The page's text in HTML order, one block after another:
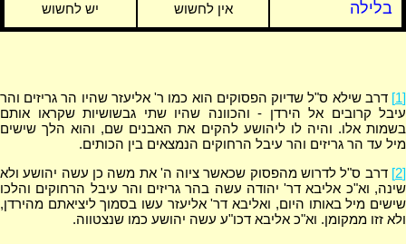
בלילה אין לחשוש יש לחשוש
[1]
דרב שילא ס"ל שדיוק הפסוקים הוא כמו ר' אליעזר שהיו הר גריזים והר
עיבל קרובים אל הירדן - והכוונה שהיו שתי גבשושיות שקראו אותם
בשמות אלו. והיה לו ליהושע להקים את האבנים שם, והוא הלך שישים
מיל עד הר גריזים והר עיבל הרחוקים הנמצאים בין הכותים.
[2]
דרב ס"ל לדרוש מהפסוק שכאשר ציוה ה' את משה כן עשה יהושע ולא
שינה, וא"כ אליבא דר' יהודה עשה בהר גריזים והר עיבל הרחוקים והלכו
שישים מיל באותו היום, ואליבא דר' אליעזר עשו בסמוך ליציאתם מהירדן,
ולא זזו ממקומן. וא"כ אליבא דכו"ע עשה יהושע כמו שנצטווה.